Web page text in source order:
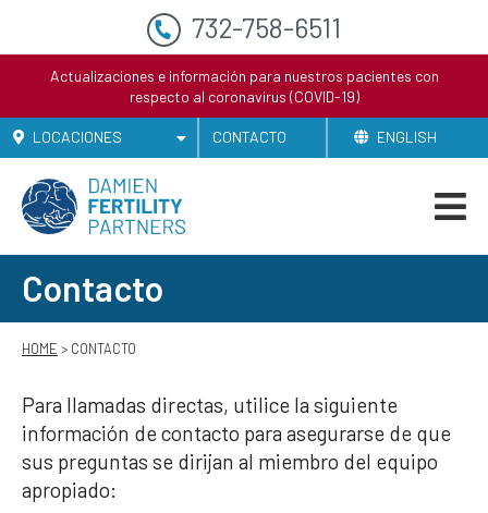
Actualizaciones e información para nuestros pacientes con
respecto al coronavirus (COVID-19)
LOCACIONES CONTACTO ENGLISH
732-758-6511
Contacto
HOME > CONTACTO
Para llamadas directas, utilice la siguiente
información de contacto para asegurarse de que
sus preguntas se dirijan al miembro del equipo
apropiado: